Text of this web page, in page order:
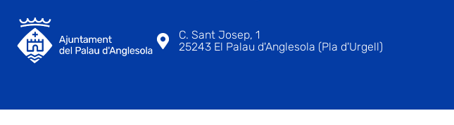
C. Sant Josep, 1
25243 El Palau d'Anglesola (Pla d'Urgell)